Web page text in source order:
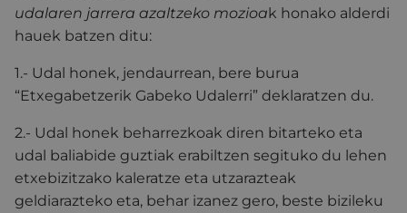
udalaren jarrera azaltzeko mozioak honako alderdi
hauek batzen ditu:
1.- Udal honek, jendaurrean, bere burua
“Etxegabetzerik Gabeko Udalerri” deklaratzen du.
2.- Udal honek beharrezkoak diren bitarteko eta
udal baliabide guztiak erabiltzen segituko du lehen
etxebizitzako kaleratze eta utzarazteak
geldiarazteko eta, behar izanez gero, beste bizileku